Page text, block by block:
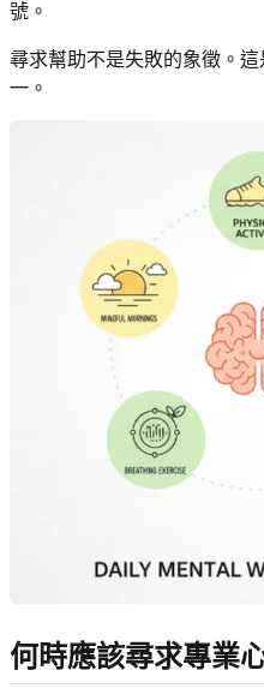
號。
尋求幫助不是失敗的象徵。
一。
何時應該尋求專業